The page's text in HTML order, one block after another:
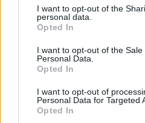
I want to opt-out of the
personal data.
Opted In
I want to opt-out of the Sale
Personal Data.
Opted In
I want to opt-out of
Personal Data for Targeted
Opted In
Μαρκόπουλο, συναντήθηκε το
Εμπορικού Συλλόγου Αθηνών, την
NEWSROOM